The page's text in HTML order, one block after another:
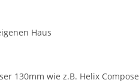
Haus
130mm wie z.B. Helix